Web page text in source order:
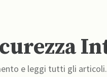
e leggi tutti gli